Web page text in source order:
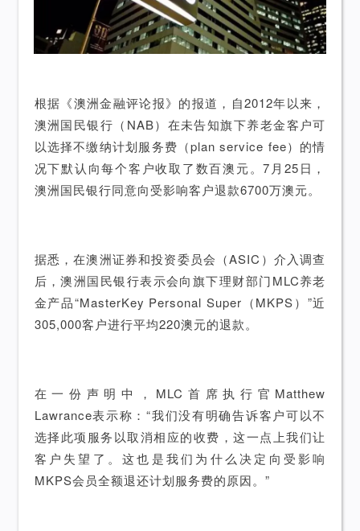
根据《澳洲金融评论报》的报道，自2012年以来，
澳洲国民银行（NAB）在未告知旗下养老金客户可
以选择不缴纳计划服务费（plan service fee）的情
况下默认向每个客户收取了数百澳元。7月25日，
澳洲国民银行同意向受影响客户退款6700万澳元。
据悉，在澳洲证券和投资委员会（ASIC）介入调查
后，澳洲国民银行表示会向旗下理财部门MLC养老
金产品“MasterKey Personal Super（MKPS）”近
305,000客户进行平均220澳元的退款。
在一份声明中，MLC首席执行官Matthew
Lawrance表示称：“我们没有明确告诉客户可以不
选择此项服务以取消相应的收费，这一点上我们让
客户失望了。这也是我们为什么决定向受影响
MKPS会员全额退还计划服务费的原因。”